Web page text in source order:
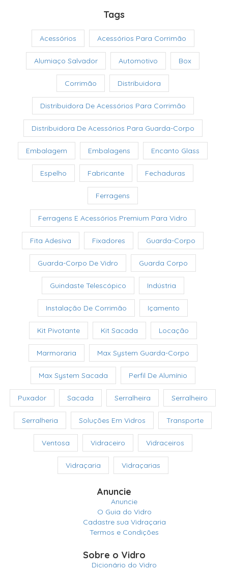
Tags
Acessórios Acessórios Para Corrimão
Alumiaço Salvador Automotivo Box
Corrimão Distribuidora
Distribuidora De Acessórios Para Corrimão
Distribuidora De Acessórios Para Guarda-Corpo
Embalagem Embalagens Encanto Glass
Espelho Fabricante Fechaduras
Ferragens
Ferragens E Acessórios Premium Para Vidro
Fita Adesiva Fixadores Guarda-Corpo
Guarda-Corpo De Vidro Guarda Corpo
Guindaste Telescópico Indústria
Instalação De Corrimão Içamento
Kit Pivotante Kit Sacada Locação
Marmoraria Max System Guarda-Corpo
Max System Sacada Perfil De Alumínio
Puxador Sacada Serralheira Serralheiro
Serralheria Soluções Em Vidros Transporte
Ventosa Vidraceiro Vidraceiros
Vidraçaria Vidraçarias
Anuncie
Anuncie
O Guia do Vidro
Cadastre sua Vidraçaria
Termos e Condições
Sobre o Vidro
Dicionário do Vidro